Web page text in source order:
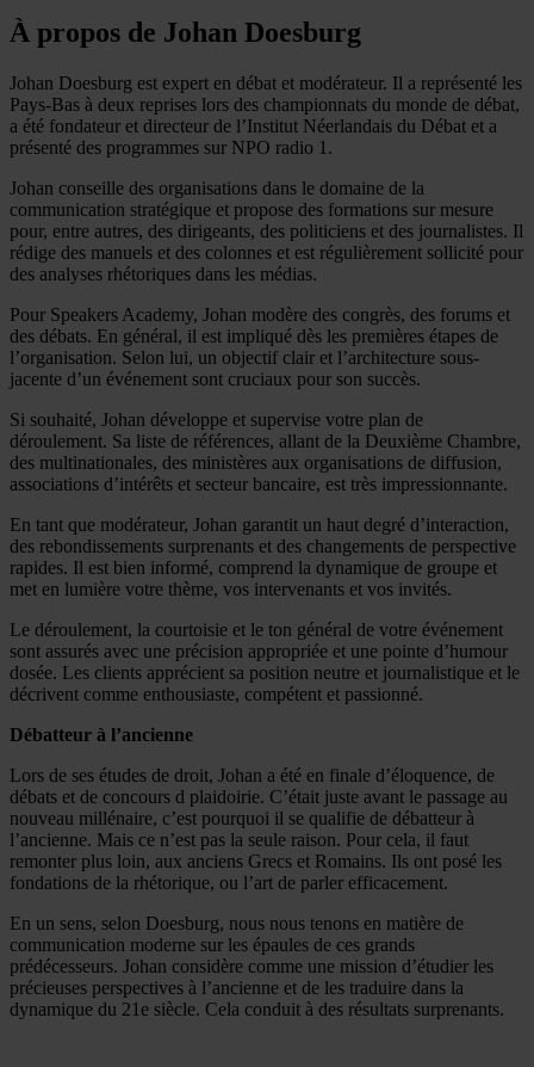
À propos de Johan Doesburg
Johan Doesburg est expert en débat et modérateur. Il a représenté les
Pays-Bas à deux reprises lors des championnats du monde de débat,
a été fondateur et directeur de l’Institut Néerlandais du Débat et a
présenté des programmes sur NPO radio 1.
Johan conseille des organisations dans le domaine de la
communication stratégique et propose des formations sur mesure
pour, entre autres, des dirigeants, des politiciens et des journalistes. Il
rédige des manuels et des colonnes et est régulièrement sollicité pour
des analyses rhétoriques dans les médias.
Pour Speakers Academy, Johan modère des congrès, des forums et
des débats. En général, il est impliqué dès les premières étapes de
l’organisation. Selon lui, un objectif clair et l’architecture sous-
jacente d’un événement sont cruciaux pour son succès.
Si souhaité, Johan développe et supervise votre plan de
déroulement. Sa liste de références, allant de la Deuxième Chambre,
des multinationales, des ministères aux organisations de diffusion,
associations d’intérêts et secteur bancaire, est très impressionnante.
En tant que modérateur, Johan garantit un haut degré d’interaction,
des rebondissements surprenants et des changements de perspective
rapides. Il est bien informé, comprend la dynamique de groupe et
met en lumière votre thème, vos intervenants et vos invités.
Le déroulement, la courtoisie et le ton général de votre événement
sont assurés avec une précision appropriée et une pointe d’humour
dosée. Les clients apprécient sa position neutre et journalistique et le
décrivent comme enthousiaste, compétent et passionné.
Débatteur à l’ancienne
Lors de ses études de droit, Johan a été en finale d’éloquence, de
débats et de concours d plaidoirie. C’était juste avant le passage au
nouveau millénaire, c’est pourquoi il se qualifie de débatteur à
l’ancienne. Mais ce n’est pas la seule raison. Pour cela, il faut
remonter plus loin, aux anciens Grecs et Romains. Ils ont posé les
fondations de la rhétorique, ou l’art de parler efficacement.
En un sens, selon Doesburg, nous nous tenons en matière de
communication moderne sur les épaules de ces grands
prédécesseurs. Johan considère comme une mission d’étudier les
précieuses perspectives à l’ancienne et de les traduire dans la
dynamique du 21e siècle. Cela conduit à des résultats surprenants.